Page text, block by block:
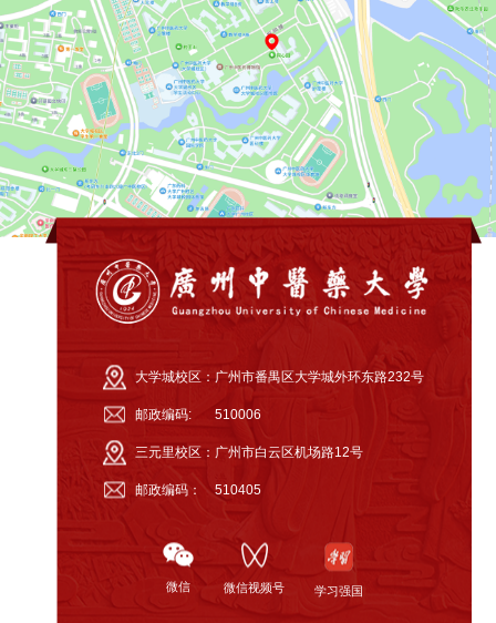
大学城校区： 广州市番禺区大学城外环东路232号
邮政编码: 510006
三元里校区： 广州市白云区机场路12号
邮政编码： 510405
微信 微信视频号 学习强国